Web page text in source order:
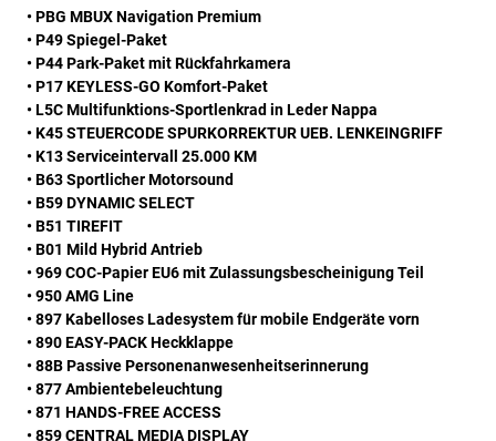
• PBG MBUX Navigation Premium
• P49 Spiegel-Paket
• P44 Park-Paket mit Rückfahrkamera
• P17 KEYLESS-GO Komfort-Paket
• L5C Multifunktions-Sportlenkrad in Leder Nappa
• K45 STEUERCODE SPURKORREKTUR UEB. LENKEINGRIFF
• K13 Serviceintervall 25.000 KM
• B63 Sportlicher Motorsound
• B59 DYNAMIC SELECT
• B51 TIREFIT
• B01 Mild Hybrid Antrieb
• 969 COC-Papier EU6 mit Zulassungsbescheinigung Teil
• 950 AMG Line
• 897 Kabelloses Ladesystem für mobile Endgeräte vorn
• 890 EASY-PACK Heckklappe
• 88B Passive Personenanwesenheitserinnerung
• 877 Ambientebeleuchtung
• 871 HANDS-FREE ACCESS
• 859 CENTRAL MEDIA DISPLAY